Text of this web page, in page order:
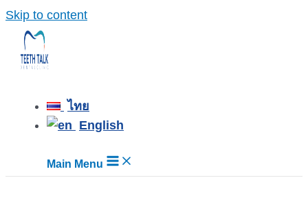
Skip to content
ไทย
English
Main Menu